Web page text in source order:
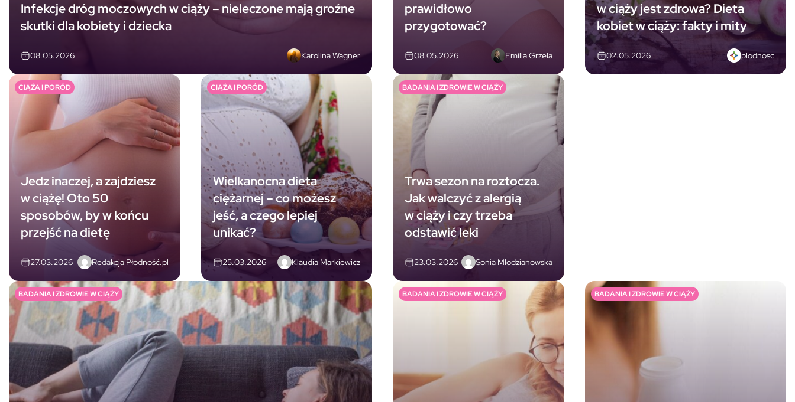
Infekcje dróg moczowych w ciąży – nieleczone mają groźne
skutki dla kobiety i dziecka
08.05.2026 Karolina Wagner
prawidłowo
przygotować?
08.05.2026 Emilia Grzela
w ciąży jest zdrowa? Dieta
kobiet w ciąży: fakty i mity
02.05.2026 plodnosc
Jedz inaczej, a zajdziesz
w ciążę! Oto 50
sposobów, by w końcu
przejść na dietę
27.03.2026 Redakcja Płodność.pl
CIĄŻA I PORÓD
Wielkanocna dieta
ciężarnej – co możesz
jeść, a czego lepiej
unikać?
25.03.2026 Klaudia Markiewicz
CIĄŻA I PORÓD
Trwa sezon na roztocza.
Jak walczyć z alergią
w ciąży i czy trzeba
odstawić leki
23.03.2026 Sonia Mlodzianowska
BADANIA I ZDROWIE W CIĄŻY
BADANIA I ZDROWIE W CIĄŻY BADANIA I ZDROWIE W CIĄŻY BADANIA I ZDROWIE W CIĄŻY